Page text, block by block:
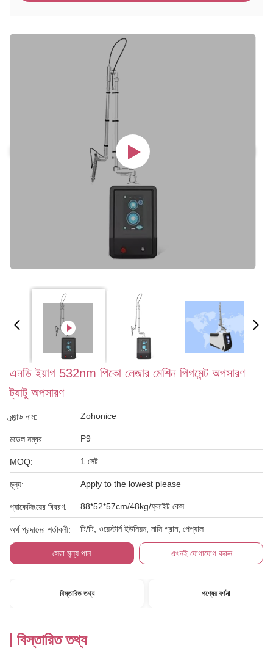
এনডি ইয়াগ 532nm পিকো লেজার মেশিন পিগমেন্ট অপসারণ
ট্যাটু অপসারণ
ব্র্যান্ড নাম: Zohonice
মডেল নম্বর: P9
MOQ: 1 সেট
মূল্য: Apply to the lowest please
প্যাকেজিংয়ের বিবরণ: 88*52*57cm/48kg/ফ্লাইট কেস
অর্থ প্রদানের শর্তাবলী: টি/টি, ওয়েস্টার্ন ইউনিয়ন, মানি গ্রাম, পেপ্যাল
সেরা মূল্য পান এখনই যোগাযোগ করুন
বিস্তারিত তথ্য পণ্যের বর্ণনা
বিস্তারিত তথ্য